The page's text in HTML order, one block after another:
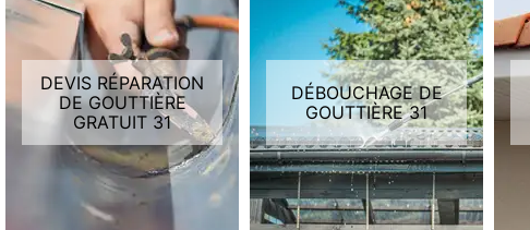
DEVIS RÉPARATION
DE GOUTTIÈRE
GRATUIT 31
DÉBOUCHAGE DE
GOUTTIÈRE 31